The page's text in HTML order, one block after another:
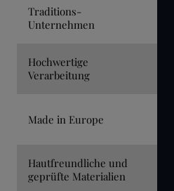
Traditions-
Unternehmen
Hochwertige
Verarbeitung
Made in Europe
Hautfreundliche und
geprüfte Materialien